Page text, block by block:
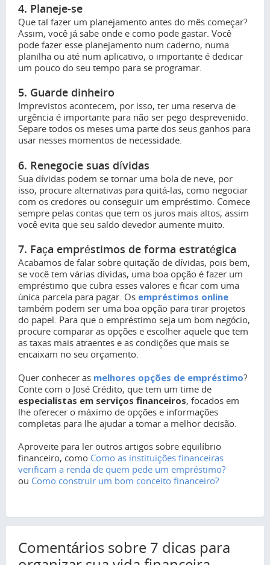
4. Planeje-se
Que tal fazer um planejamento antes do mês começar?
Assim, você já sabe onde e como pode gastar. Você
pode fazer esse planejamento num caderno, numa
planilha ou até num aplicativo, o importante é dedicar
um pouco do seu tempo para se programar.
5. Guarde dinheiro
Imprevistos acontecem, por isso, ter uma reserva de
urgência é importante para não ser pego desprevenido.
Separe todos os meses uma parte dos seus ganhos para
usar nesses momentos de necessidade.
6. Renegocie suas dívidas
Sua dívidas podem se tornar uma bola de neve, por
isso, procure alternativas para quitá-las, como negociar
com os credores ou conseguir um empréstimo. Comece
sempre pelas contas que tem os juros mais altos, assim
você evita que seu saldo devedor aumente muito.
7. Faça empréstimos de forma estratégica
Acabamos de falar sobre quitação de dívidas, pois bem,
se você tem várias dívidas, uma boa opção é fazer um
empréstimo que cubra esses valores e ficar com uma
única parcela para pagar. Os empréstimos online
também podem ser uma boa opção para tirar projetos
do papel. Para que o empréstimo seja um bom negócio,
procure comparar as opções e escolher aquele que tem
as taxas mais atraentes e as condições que mais se
encaixam no seu orçamento.
Quer conhecer as melhores opções de empréstimo?
Conte com o José Crédito, que tem um time de
especialistas em serviços financeiros, focados em
lhe oferecer o máximo de opções e informações
completas para lhe ajudar a tomar a melhor decisão.
Aproveite para ler outros artigos sobre equilíbrio
financeiro, como Como as instituições financeiras
verificam a renda de quem pede um empréstimo?
ou Como construir um bom conceito financeiro?
Comentários sobre 7 dicas para